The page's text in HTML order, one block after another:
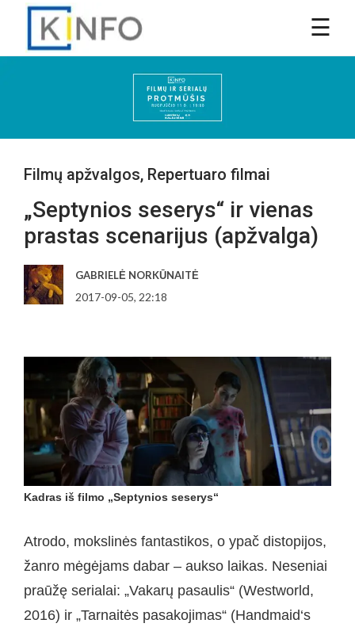
Filmų apžvalgos, Repertuaro filmai
„Septynios seserys“ ir vienas
prastas scenarijus (apžvalga)
GABRIELĖ NORKŪNAITĖ
2017-09-05, 22:18
Kadras iš filmo „Septynios seserys“
Atrodo, mokslinės fantastikos, o ypač distopijos,
žanro mėgėjams dabar – aukso laikas. Neseniai
praūžę serialai: „Vakarų pasaulis“ (Westworld,
2016) ir „Tarnaitės pasakojimas“ (Handmaid‘s